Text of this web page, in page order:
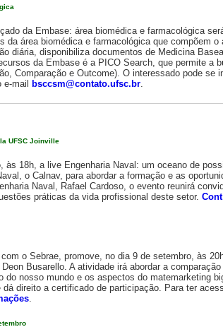
da Embase: área biomédica e farmacológica
área biomédica e farmacológica que compõem o
diária, disponibiliza documentos de Medicina
da Embase é a PICO Search, que permite a
Comparação e Outcome). O interessado pode se
e-mail bsccsm@contato.ufsc.br.
UFSC Joinville
18h, a live Engenharia Naval: um oceano de
o Calnav, para abordar a formação e as
Naval, Rafael Cardoso, o evento reunirá
práticas da vida profissional deste setor.
o Sebrae, promove, no dia 9 de setembro, às
Busarello. A atividade irá abordar a
nosso mundo e os aspectos do matemarketing
direito a certificado de participação. Para ter
.